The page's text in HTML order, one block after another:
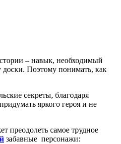
– навык, необходимый
доски. Поэтому понимать, как
секреты, благодаря
яркого героя и не
преодолеть самое трудное
забавные персонажи: